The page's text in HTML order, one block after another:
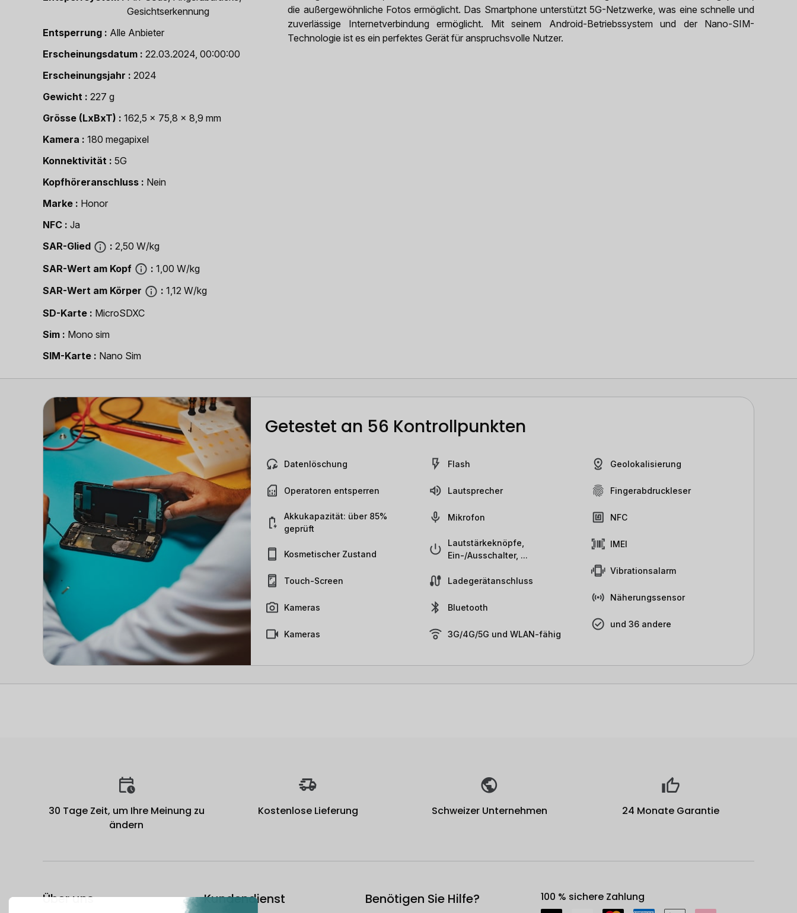
Gesichtserkennung
Entsperrung
Alle Anbieter
Erscheinungsdatum
22.03.2024, 00:00:00
Erscheinungsjahr
2024
Gewicht
227 g
Grösse (LxBxT)
162,5 x 75,8 x 8,9 mm
Kamera
180 megapixel
Konnektivität
5G
Kopfhöreranschluss
Nein
Marke
Honor
NFC
Ja
SAR-Glied
2,50 W/kg
SAR-Wert am Kopf
1,00 W/kg
SAR-Wert am Körper
1,12 W/kg
SD-Karte
MicroSDXC
Sim
Mono sim
SIM-Karte
Nano Sim
die außergewöhnliche Fotos ermöglicht. Das Smartphone unterstützt 5G-Netzwerke, was eine schnelle und
zuverlässige Internetverbindung ermöglicht. Mit seinem Android-Betriebssystem und der Nano-SIM-
Technologie ist es ein perfektes Gerät für anspruchsvolle Nutzer.
Getestet an 56 Kontrollpunkten
Datenlöschung
Operatoren entsperren
Akkukapazität: über 85%
geprüft
Kosmetischer Zustand
Touch-Screen
Kameras
Kameras
Flash
Lautsprecher
Mikrofon
Lautstärkeknöpfe,
Ein-/Ausschalter, ...
Ladegerätanschluss
Bluetooth
3G/4G/5G und WLAN-fähig
Geolokalisierung
Fingerabdruckleser
NFC
IMEI
Vibrationsalarm
Näherungssensor
und 36 andere
30 Tage Zeit, um Ihre Meinung zu
ändern
Kostenlose Lieferung Schweizer Unternehmen 24 Monate Garantie
Über uns Kundendienst Benötigen Sie Hilfe? 100 % sichere Zahlung